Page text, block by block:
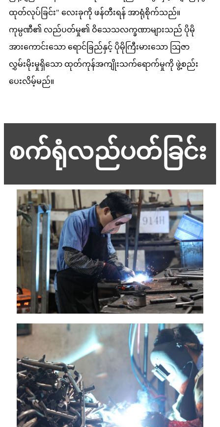
ထုတ်လုပ်ခြင်း" လေးခုကို ဖန်တီးရန် အာရုံစိုက်သည်။
ကုမ္ပဏီ၏ လည်ပတ်မှု၏ ဝိသေသလက္ခဏာများသည် ပိုမို
အားကောင်းသော ရောင်ခြည်နှင့် ပိုမိုကြီးမားသော သြဇာ
လွှမ်းမိုးမှုရှိသော ထုတ်ကုန်အကျိုးသက်ရောက်မှုကို ဖွဲ့စည်း
ပေးလိမ့်မည်။
စက်ရုံလည်ပတ်ခြင်း